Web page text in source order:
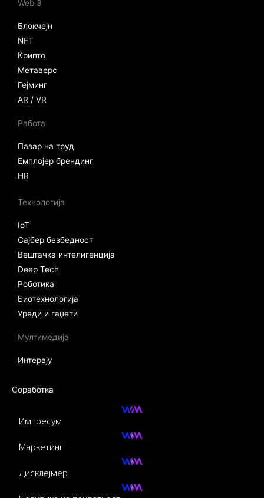
Web 3
Блокчејн
NFT
Крипто
Метаверс
Гејминг
AR / VR
Работа
Пазар на труд
Емплојер брендинг
HR
Технологија
IoT
Сајбер безбедност
Вештачка интелигенција
Deep Tech
Роботика
Биотехнологија
Уреди и гаџети
Мултимедија
Интервју
Соработка
Импресум
Маркетинг
Дисклејмер